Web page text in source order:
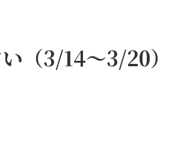
（3/14～3/20